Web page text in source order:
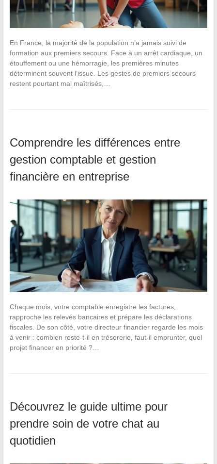
En France, la majorité de la population n’a jamais suivi de
formation aux premiers secours. Face à un arrêt cardiaque, un
étouffement ou une hémorragie, les premières minutes
déterminent souvent l’issue. Les gestes de premiers secours
restent pourtant mal maîtrisés,…
Comprendre les différences entre
gestion comptable et gestion
financière en entreprise
Chaque mois, votre comptable enregistre les factures,
rapproche les relevés bancaires et prépare les déclarations
fiscales. De son côté, votre directeur financier regarde les mois
à venir : combien reste-t-il en trésorerie, faut-il emprunter, quel
projet financer en priorité ?…
Découvrez le guide ultime pour
prendre soin de votre chat au
quotidien